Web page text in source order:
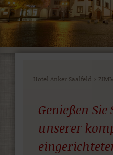
Hotel Anker Saalfeld >
Genießen
unserer